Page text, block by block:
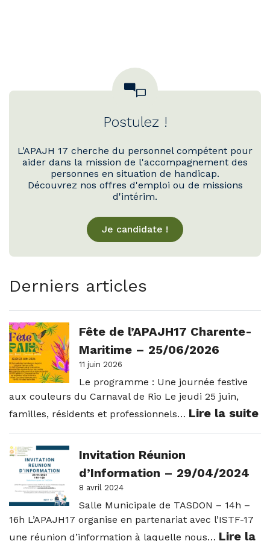
Postulez !
L'APAJH 17 cherche du personnel compétent pour
aider dans la mission de l'accompagnement des
personnes en situation de handicap.
Découvrez nos offres d'emploi ou de missions
d'intérim.
Je candidate !
Derniers articles
Fête de l’APAJH17 Charente-
Maritime – 25/06/2026
11 juin 2026
Le programme : Une journée festive
aux couleurs du Carnaval de Rio Le jeudi 25 juin,
familles, résidents et professionnels… Lire la suite:
Invitation Réunion
d’Information – 29/04/2024
8 avril 2024
Salle Municipale de TASDON – 14h –
16h L’APAJH17 organise en partenariat avec l’ISTF-17
une réunion d’information à laquelle nous… Lire la